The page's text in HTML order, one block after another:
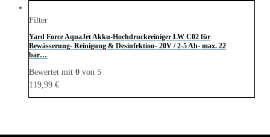
Filter
Yard Force AquaJet Akku-Hochdruckreiniger LW C02 für
Bewässerung- Reinigung & Desinfektion- 20V / 2-5 Ah- max. 22
bar…
Bewertet mit0 von 5
119,99€